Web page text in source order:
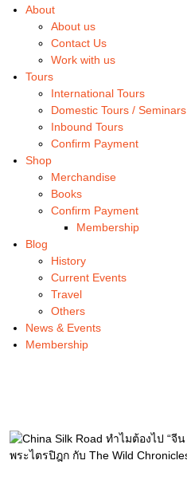
About
About us
Contact Us
Work with us
Tours
International Tours
Domestic Tours / Seminars
Inbound Tours
Confirm Payment
Shop
Merchandise
Books
Confirm Payment
Membership
Blog
History
Current Events
Travel
Others
News & Events
Membership